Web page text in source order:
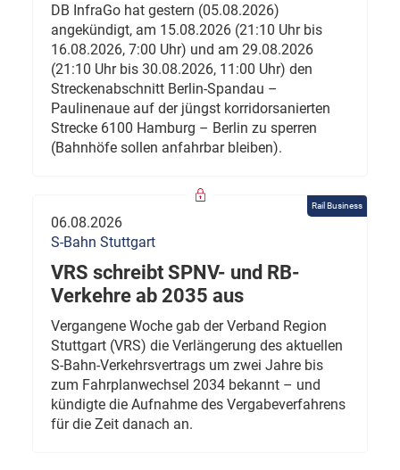
DB InfraGo hat gestern (05.08.2026)
angekündigt, am 15.08.2026 (21:10 Uhr bis
16.08.2026, 7:00 Uhr) und am 29.08.2026
(21:10 Uhr bis 30.08.2026, 11:00 Uhr) den
Streckenabschnitt Berlin-Spandau –
Paulinenaue auf der jüngst korridorsanierten
Strecke 6100 Hamburg – Berlin zu sperren
(Bahnhöfe sollen anfahrbar bleiben).
Rail Business
06.08.2026
S-Bahn Stuttgart
VRS schreibt SPNV- und RB-
Verkehre ab 2035 aus
Vergangene Woche gab der Verband Region
Stuttgart (VRS) die Verlängerung des aktuellen
S-Bahn-Verkehrsvertrags um zwei Jahre bis
zum Fahrplanwechsel 2034 bekannt – und
kündigte die Aufnahme des Vergabeverfahrens
für die Zeit danach an.